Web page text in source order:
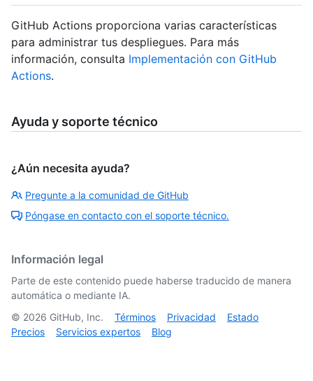
GitHub Actions proporciona varias características
para administrar tus despliegues. Para más
información, consulta Implementación con GitHub
Actions.
Ayuda y soporte técnico
¿Aún necesita ayuda?
Pregunte a la comunidad de GitHub
Póngase en contacto con el soporte técnico.
Información legal
Parte de este contenido puede haberse traducido de manera
automática o mediante IA.
© 2026 GitHub, Inc. Términos Privacidad
Estado
Precios
Servicios expertos Blog